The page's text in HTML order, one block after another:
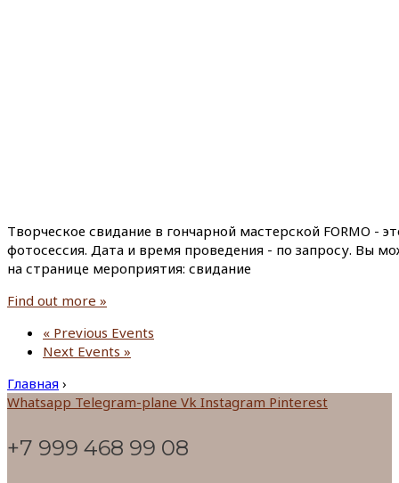
Творческое свидание в гончарной мастерской FORMO -
фотосессия. Дата и время проведения - по запросу. Вы
на странице мероприятия: свидание
Find out more »
« Previous Events
Next Events »
Главная ›
Whatsapp Telegram-plane Vk Instagram Pinterest
+7 999 468 99 08